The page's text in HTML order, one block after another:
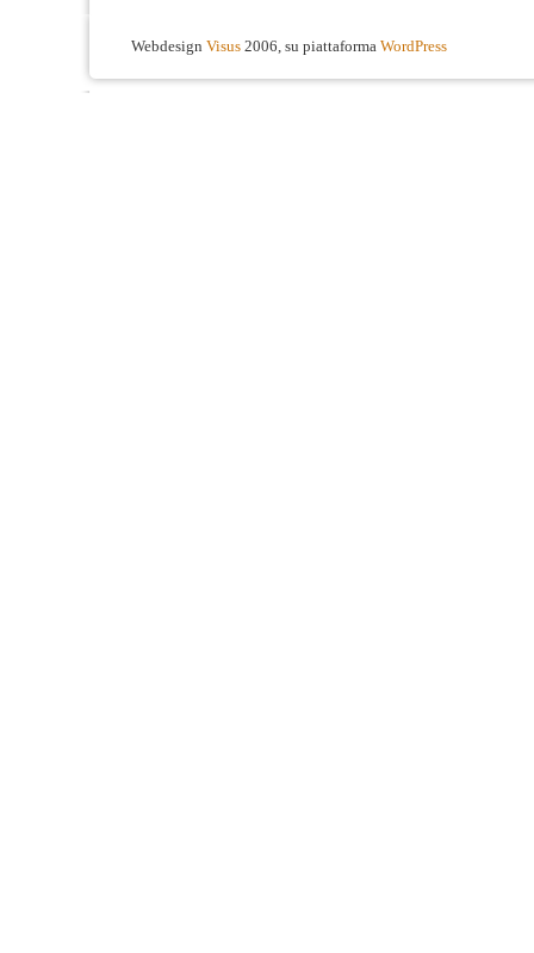
Webdesign Visus 2006, su piattaforma WordPress